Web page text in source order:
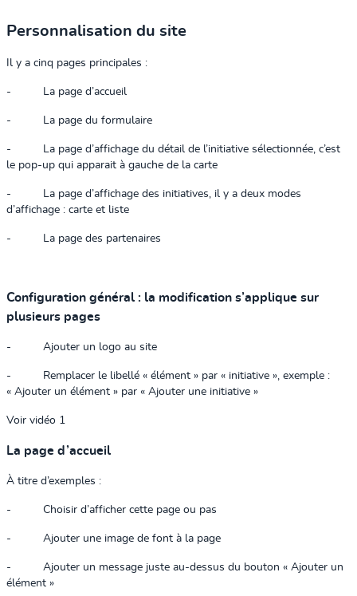
Personnalisation du site
Il y a cinq pages principales :
- La page d’accueil
- La page du formulaire
-
La page d’affichage du détail de l’initiative sélectionnée, c’est
le pop-up qui apparait à gauche de la carte
-
La page d’affichage des initiatives, il y a deux modes
d’affichage : carte et liste
- La page des partenaires
Configuration général : la modification s’applique sur
plusieurs pages
- Ajouter un logo au site
-
Remplacer le libellé « élément » par « initiative », exemple :
« Ajouter un élément » par « Ajouter une initiative »
Voir vidéo 1
La page d’accueil
À titre d’exemples :
- Choisir d’afficher cette page ou pas
- Ajouter une image de font à la page
-
Ajouter un message juste au-dessus du bouton « Ajouter un
élément »